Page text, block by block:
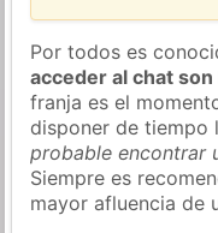
Por todos es
acceder al chat
franja es el
disponer de
probable encontrar
Siempre es
mayor afluencia de